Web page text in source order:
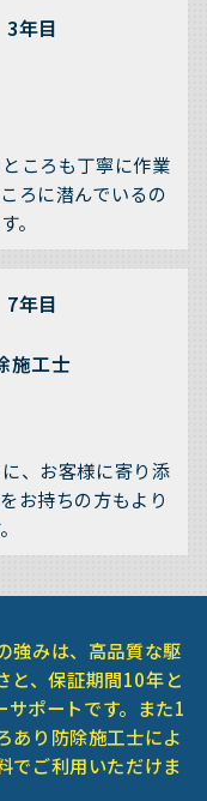
年目
ころも丁寧に作業
ろに潜んでいるの
。
年目
施工士
、お客様に寄り添
お持ちの方もより
強みは、高品質な駆
と、保証期間10年と
ポートです。また1
あり防除施工士によ
でご利用いただけま